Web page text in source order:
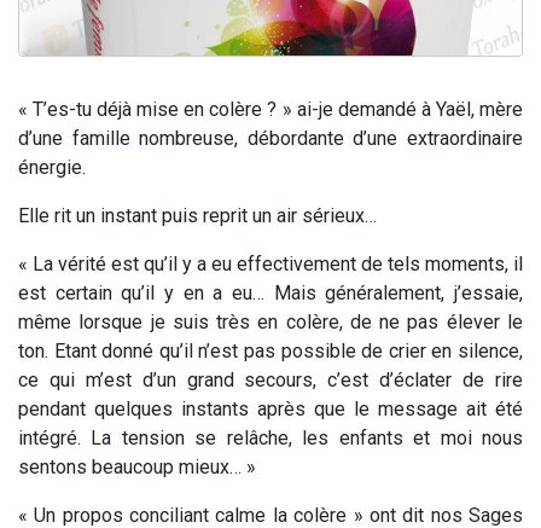
« T’es-tu déjà mise en colère ? » ai-je demandé à Yaël, mère
d’une famille nombreuse, débordante d’une extraordinaire
énergie.
Elle rit un instant puis reprit un air sérieux…
« La vérité est qu’il y a eu effectivement de tels moments, il
est certain qu’il y en a eu… Mais généralement, j’essaie,
même lorsque je suis très en colère, de ne pas élever le
ton. Etant donné qu’il n’est pas possible de crier en silence,
ce qui m’est d’un grand secours, c’est d’éclater de rire
pendant quelques instants après que le message ait été
intégré. La tension se relâche, les enfants et moi nous
sentons beaucoup mieux… »
« Un propos conciliant calme la colère » ont dit nos Sages